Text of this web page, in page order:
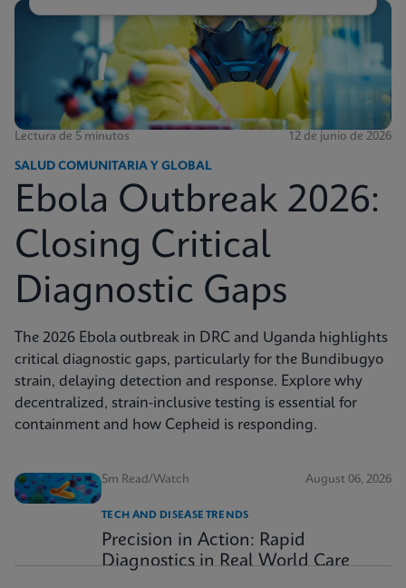
Lectura de 5 minutos 12 de junio de 2026
SALUD COMUNITARIA Y GLOBAL
Ebola Outbreak 2026:
Closing Critical
Diagnostic Gaps
The 2026 Ebola outbreak in DRC and Uganda highlights
critical diagnostic gaps, particularly for the Bundibugyo
strain, delaying detection and response. Explore why
decentralized, strain-inclusive testing is essential for
containment and how Cepheid is responding.
5m Read/Watch August 06, 2026
TECH AND DISEASE TRENDS
Precision in Action: Rapid
Diagnostics in Real World Care